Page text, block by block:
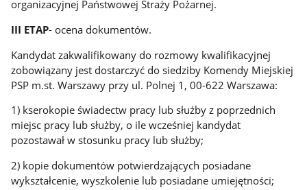
organizacyjnej Państwowej Straży Pożarnej.
III ETAP- ocena dokumentów.
Kandydat zakwalifikowany do rozmowy kwalifikacyjnej
zobowiązany jest dostarczyć do siedziby Komendy Miejskiej
PSP m.st. Warszawy przy ul. Polnej 1, 00-622 Warszawa:
1) kserokopie świadectw pracy lub służby z poprzednich
miejsc pracy lub służby, o ile wcześniej kandydat
pozostawał w stosunku pracy lub służby;
2) kopie dokumentów potwierdzających posiadane
wykształcenie, wyszkolenie lub posiadane umiejętności;